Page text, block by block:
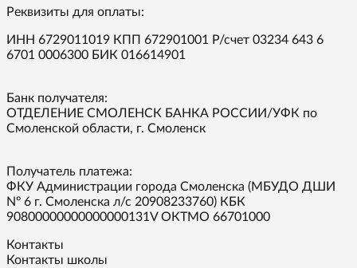
Реквизиты для оплаты:
ИНН 6729011019 КПП 672901001 Р/счет 03234 643 6
6701 0006300 БИК 016614901
Банк получателя:
ОТДЕЛЕНИЕ СМОЛЕНСК БАНКА РОССИИ/УФК по
Смоленской области, г. Смоленск
Получатель платежа:
ФКУ Администрации города Смоленска (МБУДО ДШИ
Nº 6 г. Смоленска л/с 20908233760) КБК
90800000000000000131V ОКТМО 66701000
Контакты
Контакты школы